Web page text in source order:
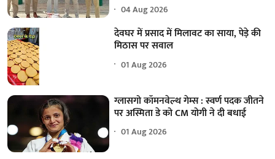
04 Aug 2026
देवघर में प्रसाद में मिलावट का साया, पेड़े की
मिठास पर सवाल
01 Aug 2026
ग्लासगो कॉमनवेल्थ गेम्स : स्वर्ण पदक जीतने
पर अस्मिता डे को CM योगी ने दी बधाई
01 Aug 2026